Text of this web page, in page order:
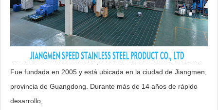
Fue fundada en 2005 y está ubicada en la ciudad de Jiangmen,
provincia de Guangdong. Durante más de 14 años de rápido
desarrollo,